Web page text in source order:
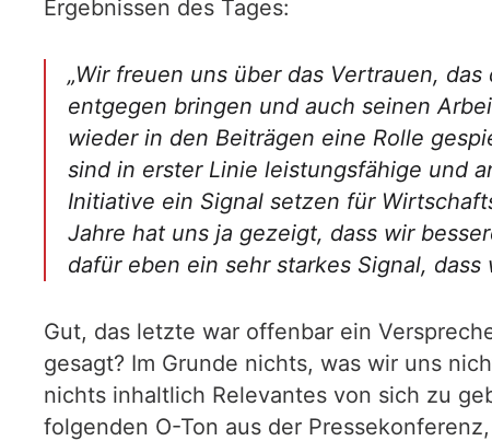
Ergebnissen des Tages:
„Wir freuen uns über das Vertrauen,
entgegen bringen und auch seinen
wieder in den Beiträgen eine Rolle
sind in erster Linie leistungsfähige und
Initiative ein Signal setzen für
Jahre hat uns ja gezeigt, dass wir
dafür eben ein sehr starkes Signal,
Gut, das letzte war offenbar ein
gesagt? Im Grunde nichts, was wir uns
nichts inhaltlich Relevantes von sich zu
folgenden O-Ton aus der